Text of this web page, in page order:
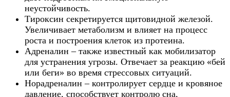
неустойчивость.
Тироксин секретируется щитовидной железой.
Увеличивает метаболизм и влияет на процесс
роста и построения клеток из протеина.
Адреналин – также известный как мобилизатор
для устранения угрозы. Отвечает за реакцию «бей
или беги» во время стрессовых ситуаций.
Норадреналин – контролирует сердце и кровяное
давление, способствует контролю сна,